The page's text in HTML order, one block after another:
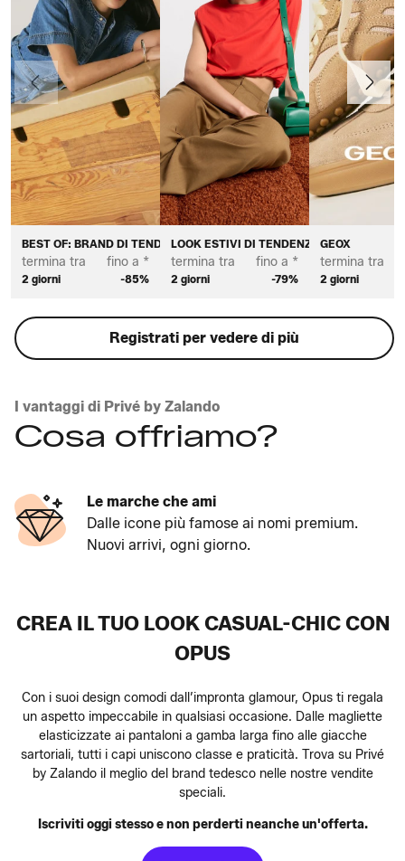
BEST OF: BRAND DI TENDENZA DA DONNA
termina tra
2 giorni
fino a *
-85%
LOOK ESTIVI DI TENDENZA DA DONNA
termina tra
2 giorni
fino a *
-79%
GEOX
termina tra
2 giorni
Precedente Avanti
Registrati per vedere di più
I vantaggi di Privé by Zalando
Cosa offriamo?
Le marche che ami
Dalle icone più famose ai nomi premium.
Nuovi arrivi, ogni giorno.
CREA IL TUO LOOK CASUAL-CHIC CON
OPUS
Con i suoi design comodi dall’impronta glamour, Opus ti regala
un aspetto impeccabile in qualsiasi occasione. Dalle magliette
elasticizzate ai pantaloni a gamba larga fino alle giacche
sartoriali, tutti i capi uniscono classe e praticità. Trova su Privé
by Zalando il meglio del brand tedesco nelle nostre vendite
speciali.
Iscriviti oggi stesso e non perderti neanche un'offerta.